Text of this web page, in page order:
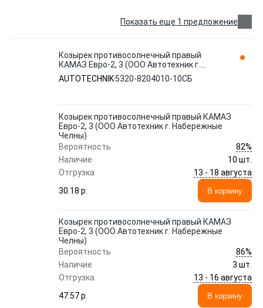
Показать еще 1 предложение
Козырек противосолнечный правый
КАМАЗ Евро-2, 3 (ООО Автотехник г.
Набережные Челны) 5320-8204010-10СБ
AUTOTECHNIK
AUTOTECHNIK5320-8204010-10СБ
Козырек противосолнечный правый КАМАЗ
Евро-2, 3 (ООО Автотехник г. Набережные
Челны)
Вероятность
82%
Наличие
10 шт.
Отгрузка
13 - 18 августа
30.18 p.
В корзину
Козырек противосолнечный правый КАМАЗ
Евро-2, 3 (ООО Автотехник г. Набережные
Челны)
Вероятность
86%
Наличие
3 шт.
Отгрузка
13 - 16 августа
47.57 p.
В корзину